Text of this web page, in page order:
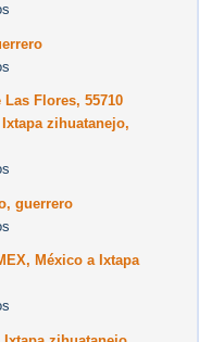
Flores, 55710
zihuatanejo,
guerrero
México a Ixtapa